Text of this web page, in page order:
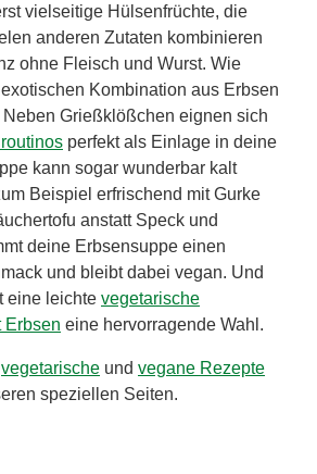
vielseitige Hülsenfrüchte, die
anderen Zutaten kombinieren
ohne Fleisch und Wurst. Wie
Kombination aus Erbsen
Grießklößchen eignen sich
perfekt als Einlage in deine
kann sogar wunderbar kalt
Beispiel erfrischend mit Gurke
anstatt Speck und
deine Erbsensuppe einen
und bleibt dabei vegan. Und
eine leichte vegetarische
Erbsen eine hervorragende Wahl.
vegetarische und vegane Rezepte
speziellen Seiten.